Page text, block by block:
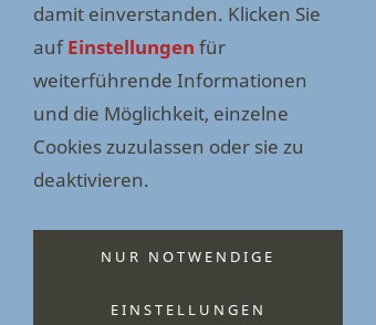
damit einverstanden. Klicken Sie
aufEinstellungen für
weiterführende Informationen
und die Möglichkeit, einzelne
Cookies zuzulassen oder sie zu
deaktivieren.
NUR NOTWENDIGE
EINSTELLUNGEN